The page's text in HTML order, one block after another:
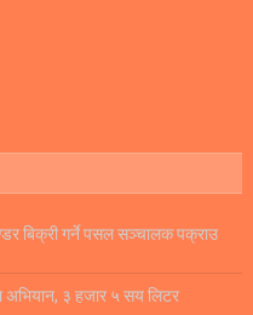
बिक्री गर्ने पसल सञ्चालक पक्राउ
अभियान, ३ हजार ५ सय लिटर